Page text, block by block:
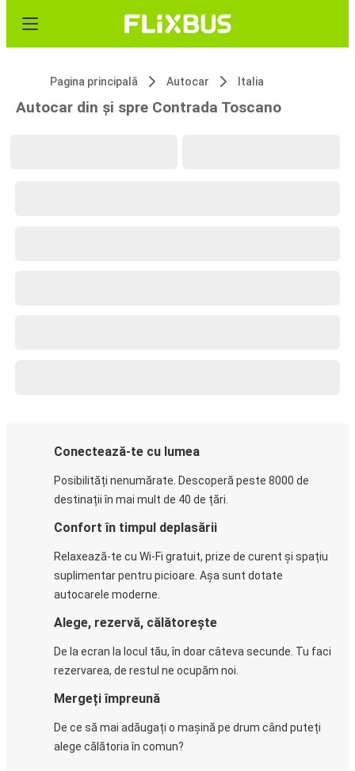
Pagina principală Autocar Italia
Autocar din și spre Contrada Toscano
Conectează-te cu lumea
Posibilități nenumărate. Descoperă peste 8000 de
destinații în mai mult de 40 de țări.
Confort în timpul deplasării
Relaxează-te cu Wi-Fi gratuit, prize de curent și spațiu
suplimentar pentru picioare. Așa sunt dotate
autocarele moderne.
Alege, rezervă, călătorește
De la ecran la locul tău, în doar câteva secunde. Tu faci
rezervarea, de restul ne ocupăm noi.
Mergeți împreună
De ce să mai adăugați o mașină pe drum când puteți
alege călătoria în comun?